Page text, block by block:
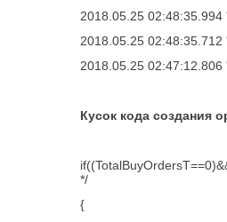
2018.05.25 02:48:35.994
2018.05.25 02:48:35.712
2018.05.25 02:47:12.806
Кусок кода создания
*/
{